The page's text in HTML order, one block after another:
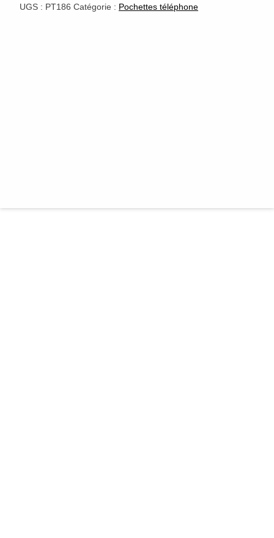
UGS : PT186 Catégorie : Pochettes téléphone